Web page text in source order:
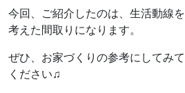
今回、ご紹介したのは、生活動線を
考えた間取りになります。
ぜひ、お家づくりの参考にしてみて
ください♫